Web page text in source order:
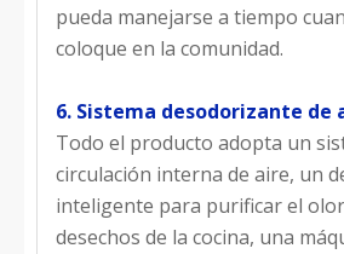
pueda manejarse a tiempo
coloque en la comunidad.
6. Sistema desodorizante de
Todo el producto adopta un
circulación interna de aire, un
inteligente para purificar el
desechos de la cocina, una